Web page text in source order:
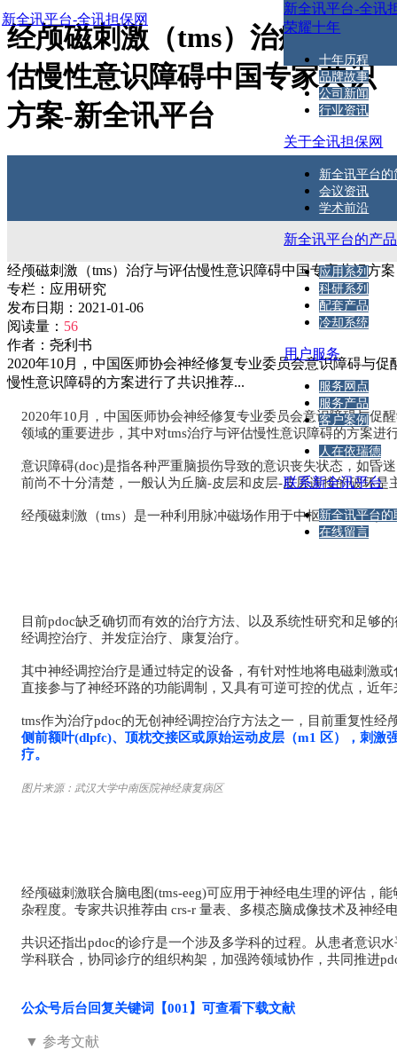
经颅磁刺激（tms）治疗与评
估慢性意识障碍中国专家共识
方案-新全讯平台
新全讯平台-全讯担保网
新全讯平台-全讯
荣耀十年
十年历程
品牌故事
公司新闻
行业资讯
关于全讯担保网
新全讯平台的
会议资讯
学术前沿
新全讯平台的产
应用系列
科研系列
配套产品
冷却系统
用户服务
服务网点
服务产品
客户案例
人在依瑞德
联系新全讯平台
新全讯平台的
在线留言
经颅磁刺激（tms）治疗与评估慢性意识障碍中国专家共识方案
专栏： 应用研究
发布日期： 2021-01-06
阅读量： 56
作者： 尧利书
2020年10月，中国医师协会神经修复专业委员会意识障碍与
慢性意识障碍的方案进行了共识推荐...
2020年10月，中国医师协会神经修复专业委员会意识障碍与促
领域的重要进步，其中对tms治疗与评估慢性意识障碍的方案进
意识障碍(doc)是指各种严重脑损伤导致的意识丧失状态，如昏
前尚不十分清楚，一般认为丘脑-皮层和皮层-皮层连接的破坏是
经颅磁刺激（tms）是一种利用脉冲磁场作用于中枢神经系统(
目前pdoc缺乏确切而有效的治疗方法、以及系统性研究和足够
经调控治疗、并发症治疗、康复治疗。
其中神经调控治疗是通过特定的设备，有针对性地将电磁刺激
直接参与了神经环路的功能调制，又具有可逆可控的优点，近
tms作为治疗pdoc的无创神经调控治疗方法之一，目前重复性
侧前额叶(dlpfc)、顶枕交接区或原始运动皮层（m1 区），刺激
疗。
图片来源：武汉大学中南医院神经康复病区
经颅磁刺激联合脑电图(tms-eeg)可应用于神经电生理的评估，
杂程度。专家共识推荐由 crs-r 量表、多模态脑成像技术及神
共识还指出pdoc的诊疗是一个涉及多学科的过程。从患者意识
学科联合，协同诊疗的组织构架，加强跨领域协作，共同推进
公众号后台回复关键词【001】可查看下载文献
▼ 参考文献